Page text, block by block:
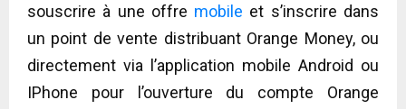
souscrire à une offre mobile et s’inscrire dans
un point de vente distribuant Orange Money, ou
directement via l’application mobile Android ou
IPhone pour l’ouverture du compte Orange